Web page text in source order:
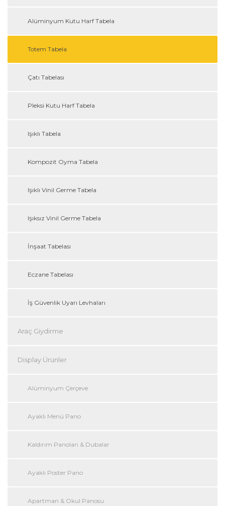
Alüminyum Kutu Harf Tabela
Totem Tabela
Çatı Tabelası
Pleksi Kutu Harf Tabela
Işıklı Tabela
Kompozit Oyma Tabela
Işıklı Vinil Germe Tabela
Işıksız Vinil Germe Tabela
İnşaat Tabelası
Eczane Tabelası
İş Güvenlik Uyarı Levhaları
Araç Giydirme
Display Ürünler
Alüminyum Çerçeve
Ayaklı Menü Pano
Kaldırım Panoları & Dubalar
Ayaklı Poster Pano
Apartman & Okul Panosu